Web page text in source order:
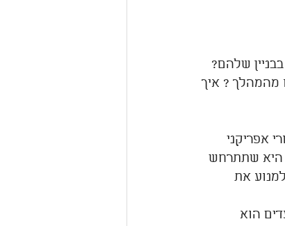
שלהם?
מהמהלך ? איך
אפריקני
היא שתתרחש
את
הוא